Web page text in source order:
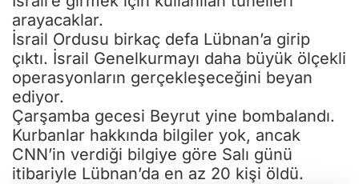
arayacaklar.
İsrail Ordusu birkaç defa Lübnan’a girip
çıktı. İsrail Genelkurmayı daha büyük ölçekli
operasyonların gerçekleşeceğini beyan
ediyor.
Çarşamba gecesi Beyrut yine bombalandı.
Kurbanlar hakkında bilgiler yok, ancak
CNN’in verdiği bilgiye göre Salı günü
itibariyle Lübnan’da en az 20 kişi öldü.